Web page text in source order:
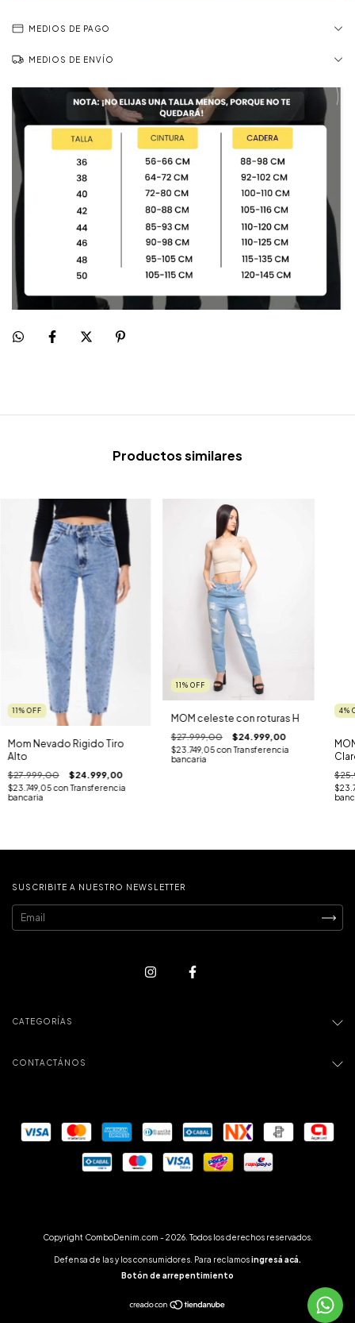
MEDIOS DE PAGO
MEDIOS DE ENVÍO
Productos similares
11%OFF
Mom Nevado Rigido Tiro
Alto
$27.999,00 $24.999,00
$23.749,05con Transferencia
bancaria
11 % OFF
MOM celeste con roturas H
$27.999,00 $24.999,00
$23.749,05con Transferencia
bancaria
4%
SUSCRIBITE A NUESTRO NEWSLETTER
CATEGORÍAS
CONTACTÁNOS
Copyright ComboDenim.com - 2026. Todos los derechos reservados.
Defensa de las y los consumidores. Para reclamosingresá acá.
Botón de arrepentimiento